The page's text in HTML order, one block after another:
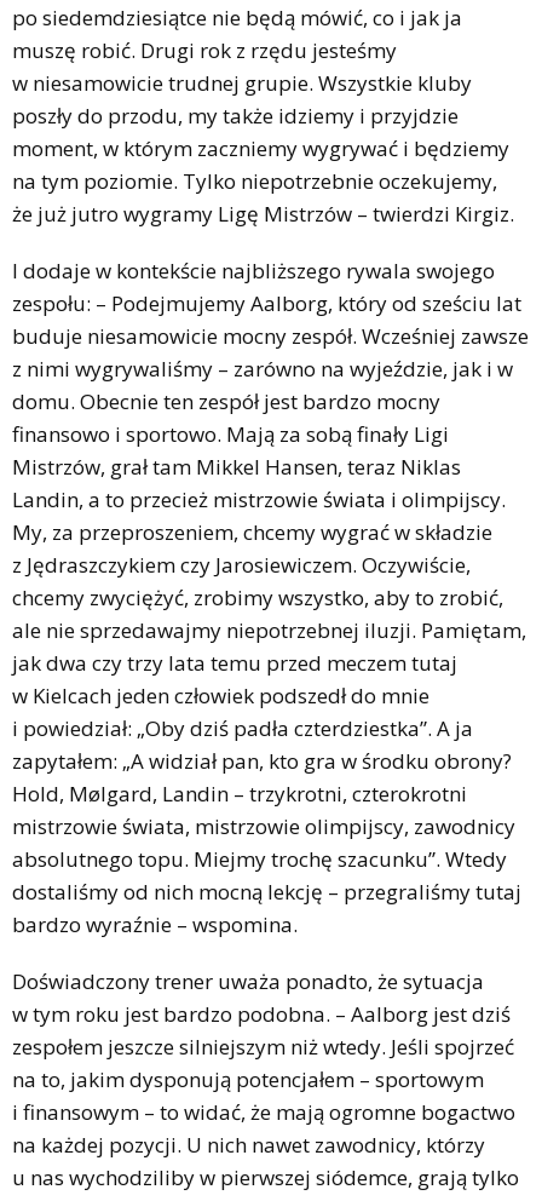
po siedemdziesiątce nie będą mówić, co i jak ja
muszę robić. Drugi rok z rzędu jesteśmy
w niesamowicie trudnej grupie. Wszystkie kluby
poszły do przodu, my także idziemy i przyjdzie
moment, w którym zaczniemy wygrywać i będziemy
na tym poziomie. Tylko niepotrzebnie oczekujemy,
że już jutro wygramy Ligę Mistrzów – twierdzi Kirgiz.
I dodaje w kontekście najbliższego rywala swojego
zespołu: – Podejmujemy Aalborg, który od sześciu lat
buduje niesamowicie mocny zespół. Wcześniej zawsze
z nimi wygrywaliśmy – zarówno na wyjeździe, jak i w
domu. Obecnie ten zespół jest bardzo mocny
finansowo i sportowo. Mają za sobą finały Ligi
Mistrzów, grał tam Mikkel Hansen, teraz Niklas
Landin, a to przecież mistrzowie świata i olimpijscy.
My, za przeproszeniem, chcemy wygrać w składzie
z Jędraszczykiem czy Jarosiewiczem. Oczywiście,
chcemy zwyciężyć, zrobimy wszystko, aby to zrobić,
ale nie sprzedawajmy niepotrzebnej iluzji. Pamiętam,
jak dwa czy trzy lata temu przed meczem tutaj
w Kielcach jeden człowiek podszedł do mnie
i powiedział: „Oby dziś padła czterdziestka”. A ja
zapytałem: „A widział pan, kto gra w środku obrony?
Hold, Mølgard, Landin – trzykrotni, czterokrotni
mistrzowie świata, mistrzowie olimpijscy, zawodnicy
absolutnego topu. Miejmy trochę szacunku”. Wtedy
dostaliśmy od nich mocną lekcję – przegraliśmy tutaj
bardzo wyraźnie – wspomina.
Doświadczony trener uważa ponadto, że sytuacja
w tym roku jest bardzo podobna. – Aalborg jest dziś
zespołem jeszcze silniejszym niż wtedy. Jeśli spojrzeć
na to, jakim dysponują potencjałem – sportowym
i finansowym – to widać, że mają ogromne bogactwo
na każdej pozycji. U nich nawet zawodnicy, którzy
u nas wychodziliby w pierwszej siódemce, grają tylko